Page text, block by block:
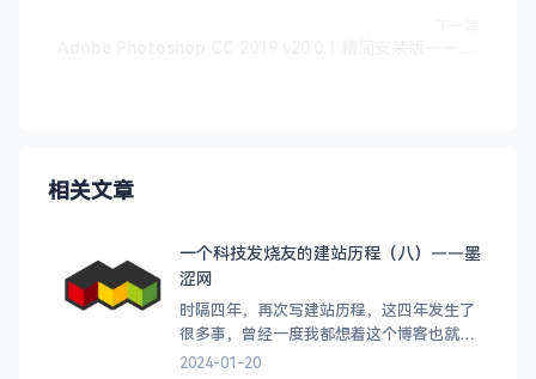
相关文章
一个科技发烧友的建站历程（八）——墨
涩网
时隔四年，再次写建站历程，这四年发生了
很多事，曾经一度我都想着这个博客也就这
样了，也许会和其他很多博客的命运一样不
2024-01-20